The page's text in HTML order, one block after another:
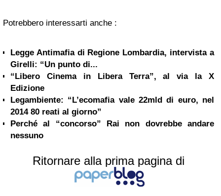
Potrebbero interessarti anche :
Legge Antimafia di Regione Lombardia, intervista a
Girelli: “Un punto di...
“Libero Cinema in Libera Terra”, al via la X
Edizione
Legambiente: “L’ecomafia vale 22mld di euro, nel
2014 80 reati al giorno”
Perché al “concorso” Rai non dovrebbe andare
nessuno
Ritornare alla prima pagina di